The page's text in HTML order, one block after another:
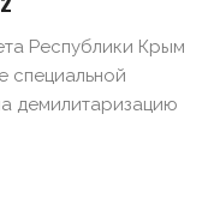
Республики Крым
специальной
демилитаризацию